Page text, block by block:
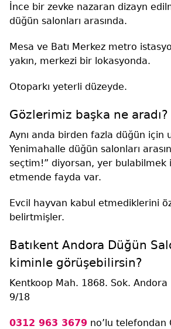
İnce bir zevke nazaran dizayn
düğün salonları arasında.
Mesa ve Batı Merkez metro
yakın, merkezi bir lokasyonda.
Otoparkı yeterli düzeyde.
Gözlerimiz başka ne aradı?
Aynı anda birden fazla düğün için
Yenimahalle düğün salonları
seçtim!” diyorsan, yer bulabilmek
etmende fayda var.
Evcil hayvan kabul etmediklerini
belirtmişler.
Batıkent Andora Düğün
kiminle görüşebilirsin?
Kentkoop Mah. 1868. Sok. Andora
9/18
0312 963 3679 no’lu telefondan